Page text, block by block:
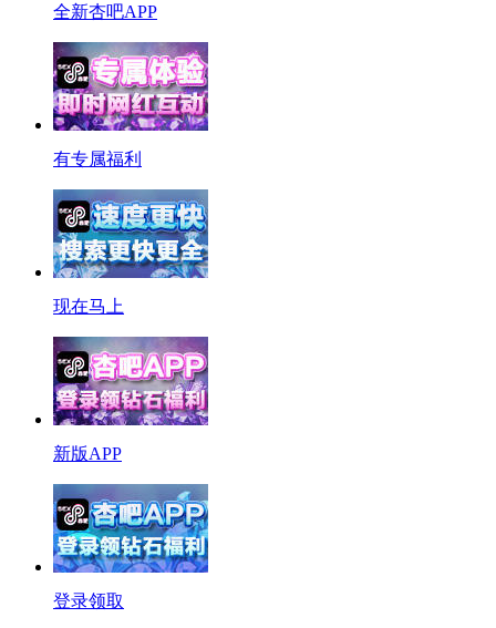
全新杏吧APP
有专属福利
现在马上
新版APP
登录领取